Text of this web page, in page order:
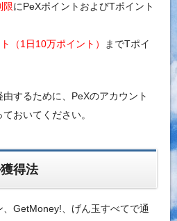
限にPeXポイントおよびTポイント
（1日10万ポイント）
までTポイ
するために、PeXのアカウント
おいてください。
得法
GetMoney!、げん玉すべてで通